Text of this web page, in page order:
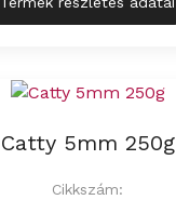
Catty 5mm 250g
Cikkszám: